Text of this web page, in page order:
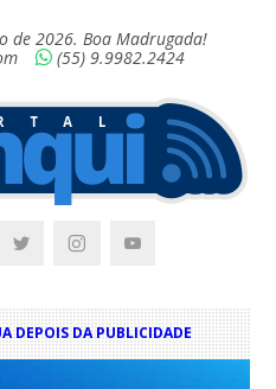
de 2026. Boa Madrugada!
(55) 9.9982.2424
DEPOIS DA PUBLICIDADE